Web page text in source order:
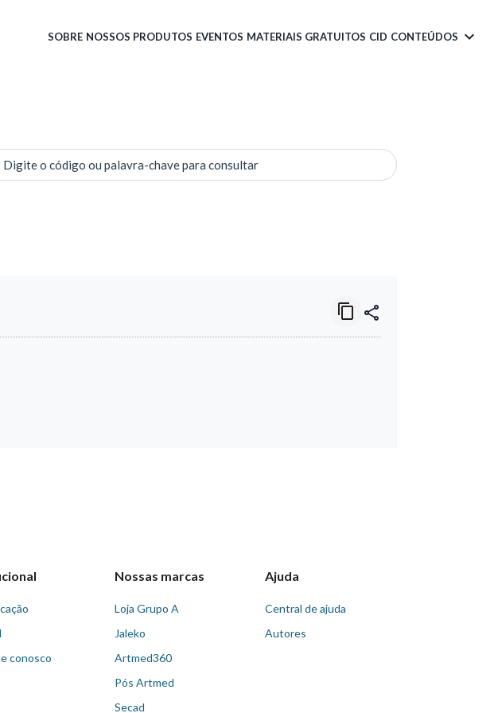
SOBRE NOSSOS PRODUTOS EVENTOS MATERIAIS GRATUITOS CID CONTEÚDOS
Digite o código ou palavra-chave para consultar
conosco
Nossas marcas
Loja Grupo A
Jaleko
Artmed360
Pós Artmed
Secad
Ajuda
Central de ajuda
Autores